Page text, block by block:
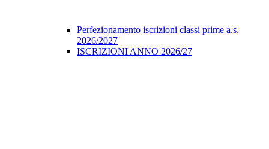
Perfezionamento iscrizioni classi prime a.s.
2026/2027
ISCRIZIONI ANNO 2026/27